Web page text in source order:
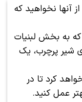
آنها نخواهید که
که به بخش لبنیات
شیر پرچرب، یک
کرد تا در
عمل کنید.